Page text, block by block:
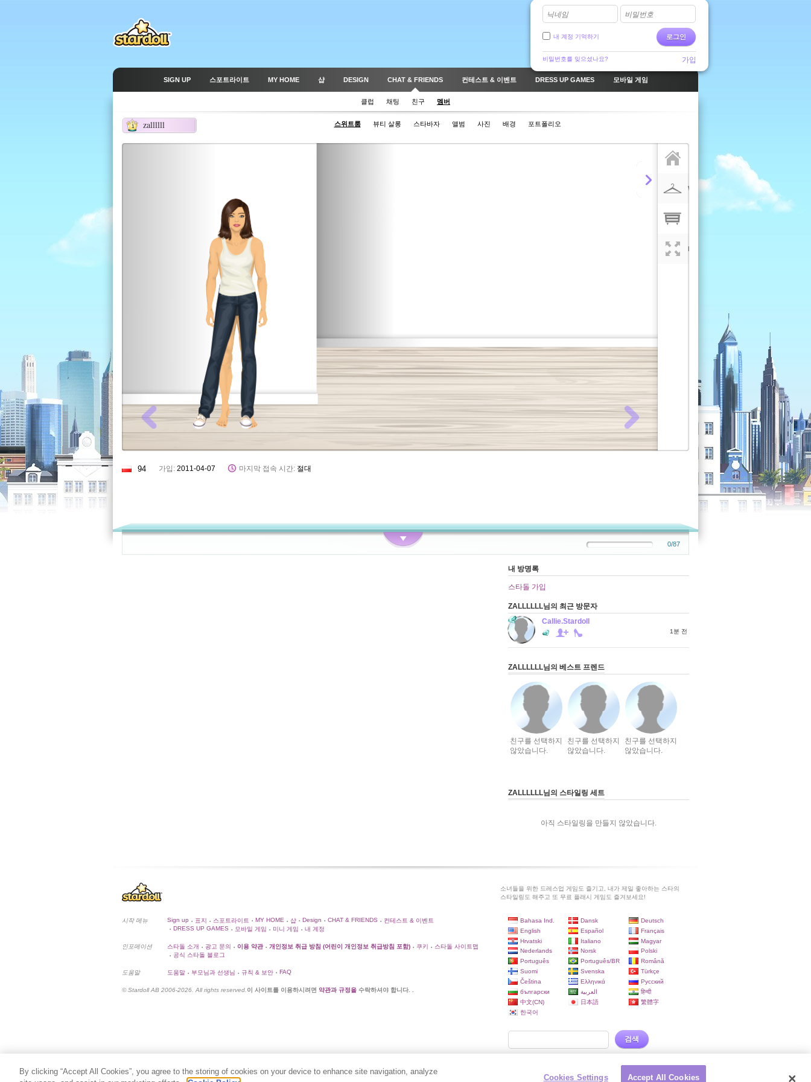
닉네임 비밀번호
로그인
내 계정 기억하기
비밀번호를 잊으셨나요? 가입
SIGN UP 스포트라이트 MY HOME 샵 DESIGN CHAT & FRIENDS 컨테스트 & 이벤트 DRESS UP GAMES 모바일 게임
클럽 채팅 친구 멤버
zallllll
1 스위트룸 뷰티 살롱 스타바자 앨범 사진 배경 포트폴리오
94 가입: 2011-04-07 마지막 접속 시간: 절대
0/87
내 방명록
스타돌 가입
ZALLLLLL님의 최근 방문자
Callie.Stardoll
1분 전
ZALLLLLL님의 베스트 프렌드
친구를 선택하지
않았습니다.
친구를 선택하지
않았습니다.
친구를 선택하지
않았습니다.
ZALLLLLL님의 스타일링 세트
아직 스타일링을 만들지 않았습니다.
소녀들을 위한 드레스업 게임도 즐기고, 내가 제일 좋아하는 스타의
스타일링도 해주고 또 무료 플래시 게임도 즐겨보세요!
시작 메뉴 Sign up • 표지 • 스포트라이트 • MY HOME • 샵 • Design • CHAT & FRIENDS • 컨테스트 & 이벤트
• DRESS UP GAMES • 모바일 게임 • 미니 게임 • 내 계정
인포메이션 스타돌 소개 • 광고 문의 • 이용 약관 • 개인정보 취급 방침 (어린이 개인정보 취급방침 포함) • 쿠키 • 스타돌 사이트맵
• 공식 스타돌 블로그
도움말 도움말 • 부모님과 선생님 • 규칙 & 보안 • FAQ
© Stardoll AB 2006-2026. All rights reserved. 이 사이트를 이용하시려면 약관과 규정을 수락하셔야 합니다. .
Bahasa Ind. Dansk
Deutsch
English
Español
Français
Hrvatski
Italiano
Magyar
Nederlands
Norsk
Polski
Português
Português/BR
Română
Suomi
Svenska
Türkçe
Čeština
Ελληνικά
Русский
български
العربية
हिन्दी
中文(CN)
日本語
繁體字
한국어
검색
By clicking “Accept All Cookies”, you agree to the storing of cookies on your device to enhance site navigation, analyze
Cookies Settings Accept All Cookies